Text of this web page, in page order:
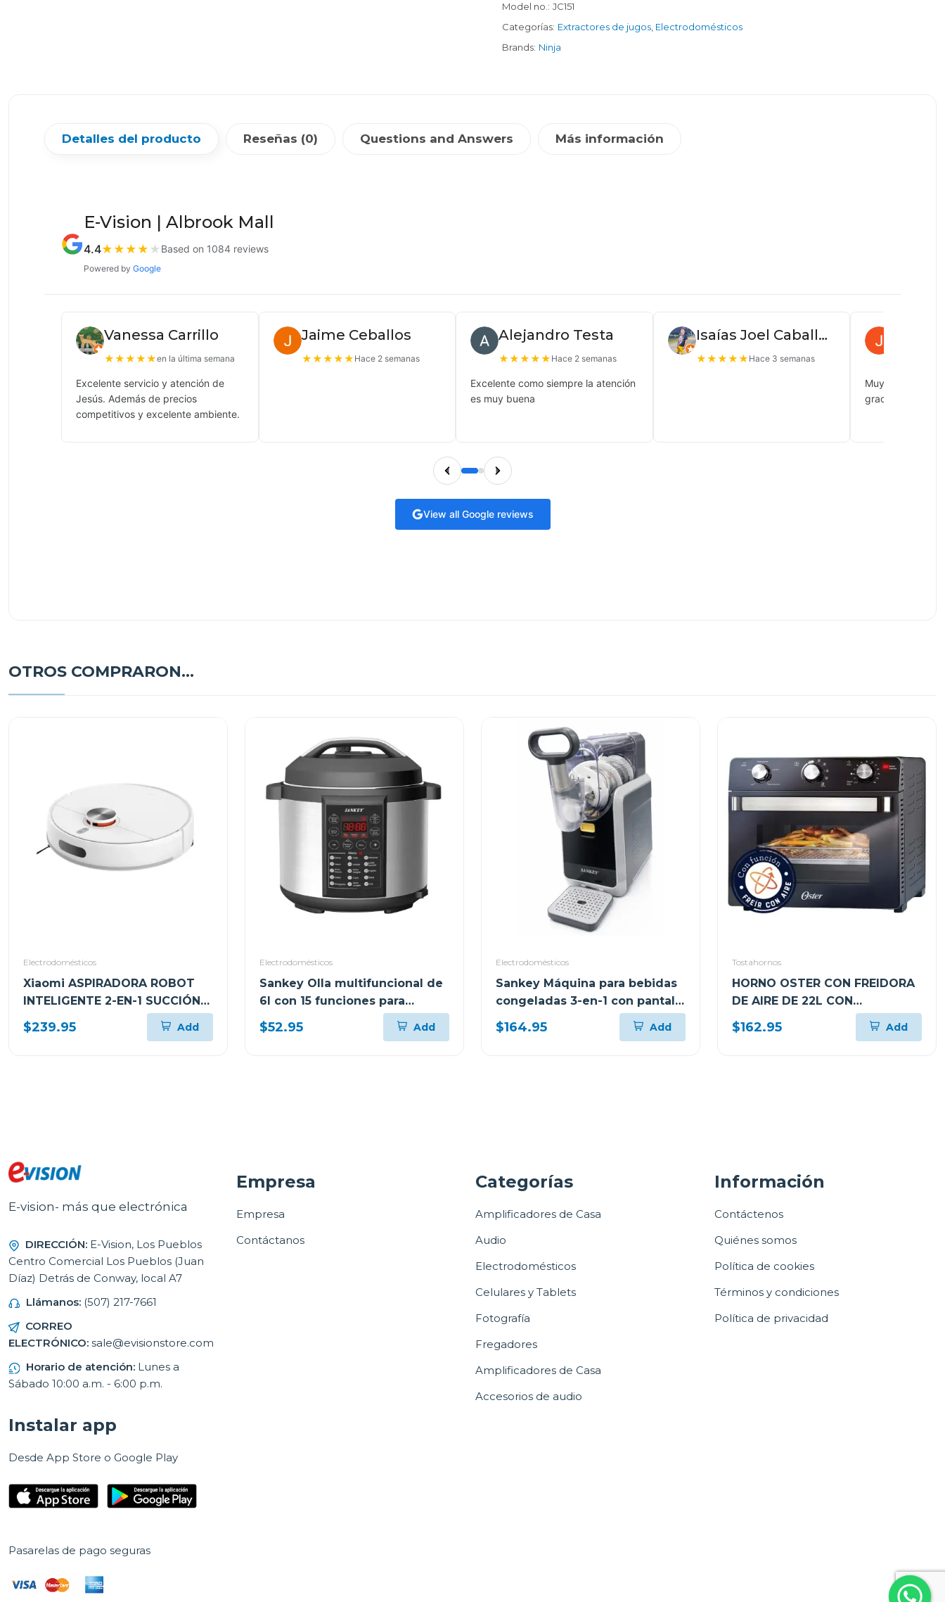
Model no.: JC151
Categorías: Extractores de jugos Electrodomésticos
Brands: Ninja
Detalles del producto Reseñas (0) Questions and Answers Más información
E-Vision | Albrook Mall
4.4★ ★ ★ ★ ★ Based on 1084 reviews
Powered by Google
Vanessa Carrillo
★★★★★en la última semana
Excelente servicio y atención de
Jesús. Además de precios
competitivos y excelente ambiente.
Jaime Ceballos
★★★★★ Hace 2 semanas
Alejandro Testa
★★★★★ Hace 2 semanas
Excelente como siempre la atención
es muy buena
Isaías Joel Caballero
★★★★★ Hace 3 semanas
Muy buena
gracias
View all Google reviews
OTROS COMPRARON...
Electrodomésticos
Xiaomi ASPIRADORA ROBOT
INTELIGENTE 2-EN-1 SUCCIÓN
10000PA SENSOR LDS BLANCO
S40 V81
$239.95 Add
Electrodomésticos
Sankey Olla multifuncional de
6l con 15 funciones para
cocinar ke65d
$52.95 Add
Electrodomésticos
Sankey Máquina para bebidas
congeladas 3-en-1 con pantalla
tactil sl2001
$164.95 Add
Tostahornos
HORNO OSTER CON FREIDORA
DE AIRE DE 22L CON
RECUBRIMIENTO
ANTIADHERENTE NEGRO
$162.95 Add
E-vision- más que electrónica
DIRECCIÓN: E-Vision, Los Pueblos
Centro Comercial Los Pueblos (Juan
Díaz) Detrás de Conway, local A7
Llámanos: (507) 217-7661
CORREO
ELECTRÓNICO: sale@evisionstore.com
Horario de atención: Lunes a
Sábado 10:00 a.m. - 6:00 p.m.
Empresa
Empresa
Contáctanos
Categorías
Amplificadores de Casa
Audio
Electrodomésticos
Celulares y Tablets
Fotografía
Fregadores
Amplificadores de Casa
Accesorios de audio
Información
Contáctenos
Quiénes somos
Política de cookies
Términos y condiciones
Política de privacidad
Instalar app
Desde App Store o Google Play
Pasarelas de pago seguras